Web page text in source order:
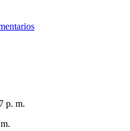
p. m.